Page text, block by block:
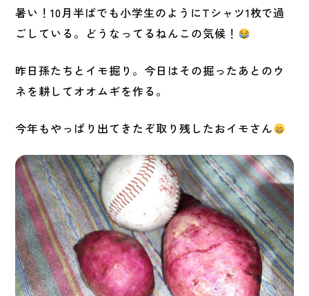
暑い！10月半ばでも小学生のようにTシャツ1枚で過
ごしている。どうなってるねんこの気候！
昨日孫たちとイモ掘り。今日はその掘ったあとのウ
ネを耕してオオムギを作る。
今年もやっぱり出てきたぞ取り残したおイモさん